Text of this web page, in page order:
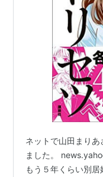
ネットで山田まり
ました。
もう５年くらい別